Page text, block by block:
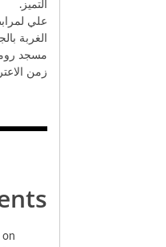
التميز.
علي
الغربة
مسجد
زمن
on